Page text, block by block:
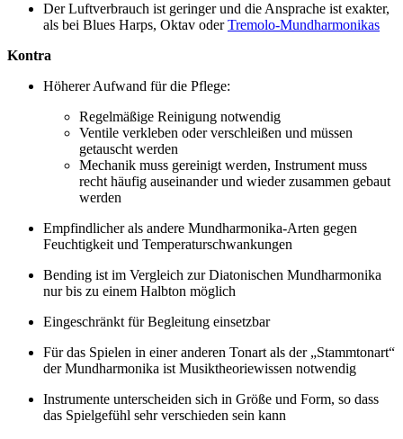
Der Luftverbrauch ist geringer und die Ansprache ist exakter,
als bei Blues Harps, Oktav oderTremolo-Mundharmonikas
Kontra
Höherer Aufwand für die Pflege:
Regelmäßige Reinigung notwendig
Ventile verkleben oder verschleißen und müssen
getauscht werden
Mechanik muss gereinigt werden, Instrument muss
recht häufig auseinander und wieder zusammen gebaut
werden
Empfindlicher als andere Mundharmonika-Arten gegen
Feuchtigkeit und Temperaturschwankungen
Bending ist im Vergleich zur Diatonischen Mundharmonika
nur bis zu einem Halbton möglich
Eingeschränkt für Begleitung einsetzbar
Für das Spielen in einer anderen Tonart als der „Stammtonart“
der Mundharmonika ist Musiktheoriewissen notwendig
Instrumente unterscheiden sich in Größe und Form, so dass
das Spielgefühl sehr verschieden sein kann